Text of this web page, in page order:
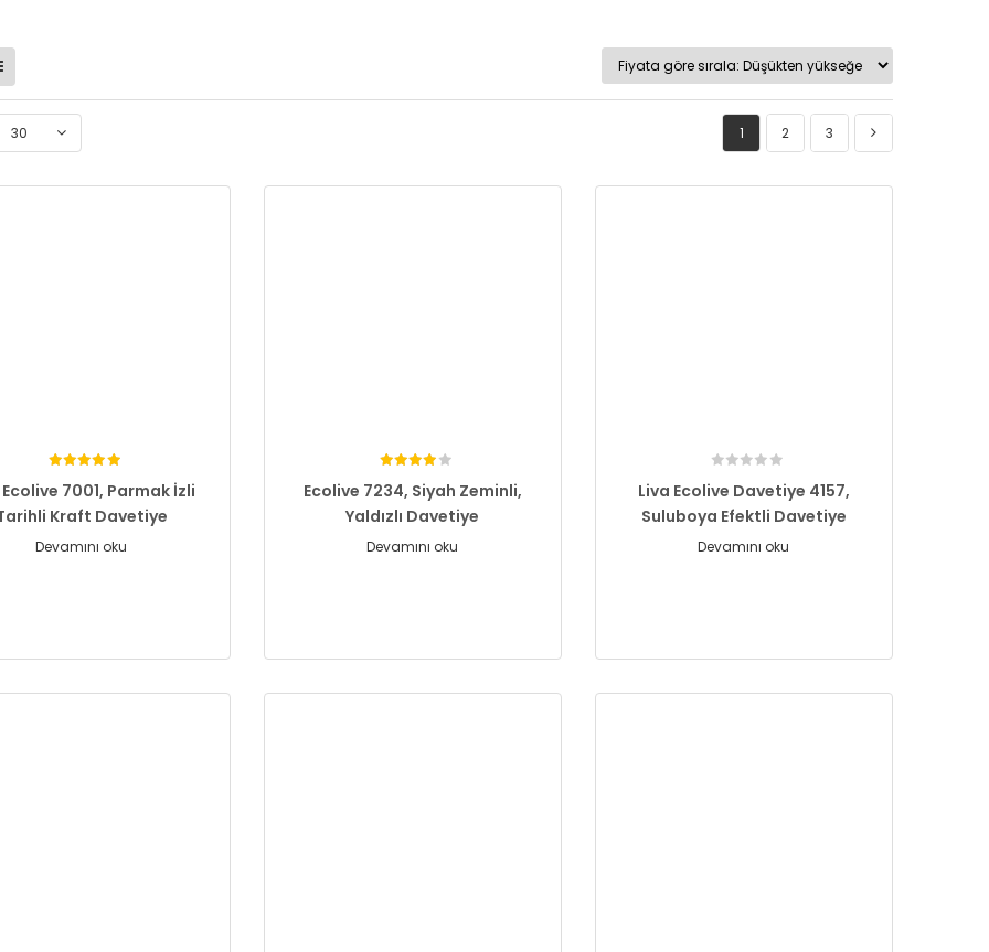
30 1 2 3
7001, Parmak İzli
Kraft Davetiye
Devamını oku
Ecolive 7234, Siyah Zeminli,
Yaldızlı Davetiye
Devamını oku
Liva Ecolive Davetiye 4157,
Suluboya Efektli Davetiye
Devamını oku